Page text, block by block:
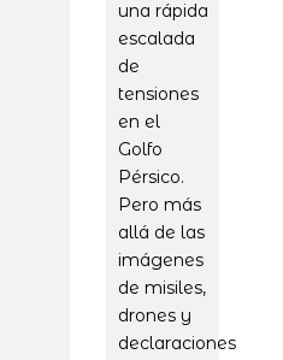
una rápida
escalada
de
tensiones
en el
Golfo
Pérsico.
Pero más
allá de las
imágenes
de misiles,
drones y
declaraciones